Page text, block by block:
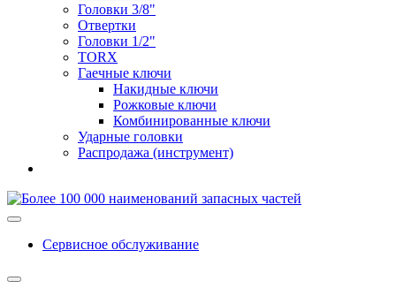
Головки 3/8"
Отвертки
Головки 1/2"
TORX
Гаечные ключи
Накидные ключи
Рожковые ключи
Комбинированные ключи
Ударные головки
Распродажа (инструмент)
Сервисное обслуживание